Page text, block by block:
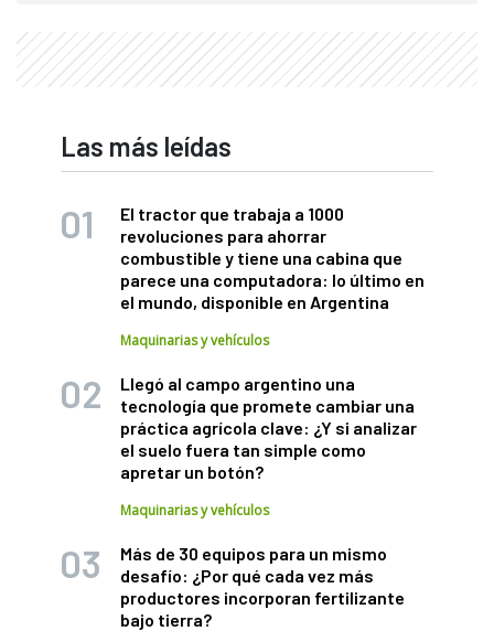
Las más leídas
El tractor que trabaja a 1000
revoluciones para ahorrar
combustible y tiene una cabina que
parece una computadora: lo último en
el mundo, disponible en Argentina
Maquinarias y vehículos
Llegó al campo argentino una
tecnología que promete cambiar una
práctica agrícola clave: ¿Y si analizar
el suelo fuera tan simple como
apretar un botón?
Maquinarias y vehículos
Más de 30 equipos para un mismo
desafío: ¿Por qué cada vez más
productores incorporan fertilizante
bajo tierra?